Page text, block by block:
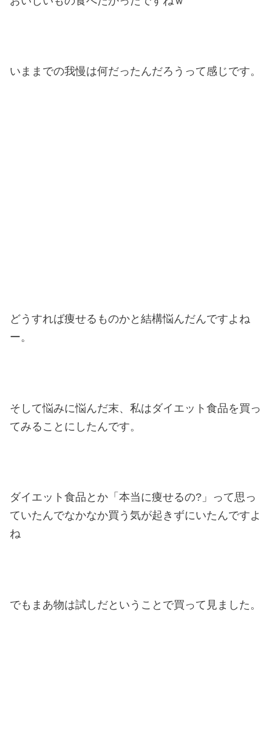
いままでの我慢は何だったんだろうって感じです。
どうすれば痩せるものかと結構悩んだんですよね
ー。
そして悩みに悩んだ末、私はダイエット食品を買っ
てみることにしたんです。
ダイエット食品とか「本当に痩せるの?」って思っ
ていたんでなかなか買う気が起きずにいたんですよ
ね
でもまあ物は試しだということで買って見ました。